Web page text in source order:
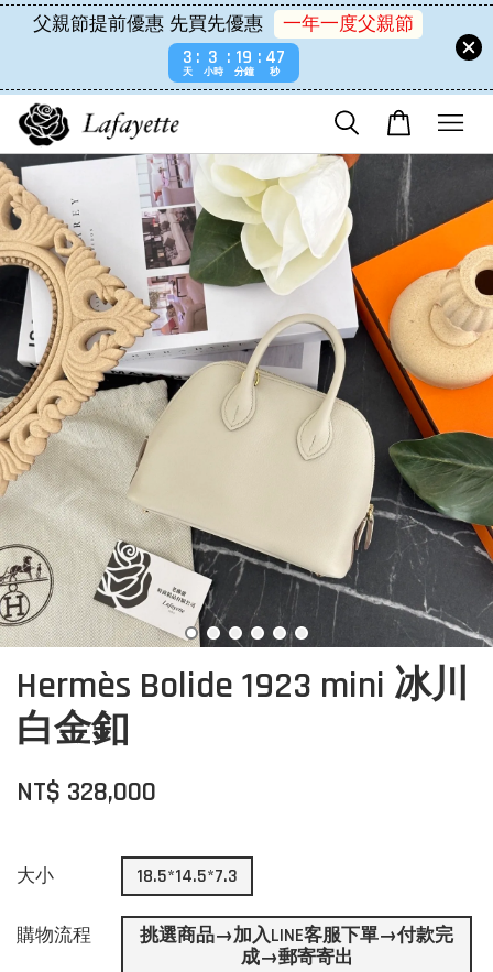
父親節提前優惠 先買先優惠
一年一度父親節
3
天
3
小時
19
分鐘
47
秒
Hermès Bolide 1923 mini 冰川
白金釦
NT$ 328,000
大小 18.5*14.5*7.3
購物流程
挑選商品→加入LINE客服下單→付款完
成→郵寄寄出